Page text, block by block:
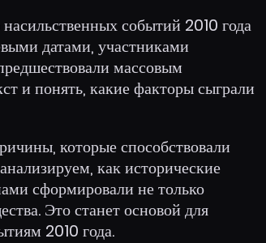
событий 2010 года
датами, участниками
массовым
и понять, какие факторы сыграли
которые способствовали
как исторические
сформировали не только
Это станет основой для
2010 года.